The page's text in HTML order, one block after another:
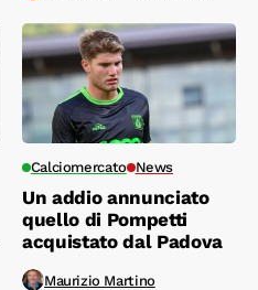
Calciomercato News
Un addio annunciato
quello di Pompetti
acquistato dal Padova
Maurizio Martino